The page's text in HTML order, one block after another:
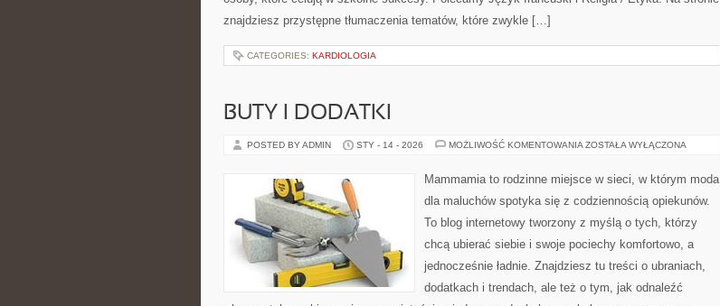
znajdziesz przystępne tłumaczenia tematów, które zwykle […]
CATEGORIES: KARDIOLOGIA
BUTY I DODATKI
POSTED BY ADMIN STY - 14 - 2026 MOŻLIWOŚĆ KOMENTOWANIA BUTY
ZOSTAŁA WYŁĄCZONA
Mammamia to rodzinne miejsce w sieci, w którym moda
dla maluchów spotyka się z codziennością opiekunów.
To blog internetowy tworzony z myślą o tych, którzy
chcą ubierać siebie i swoje pociechy komfortowo, a
jednocześnie ładnie. Znajdziesz tu treści o ubraniach,
dodatkach i trendach, ale też o tym, jak odnaleźć